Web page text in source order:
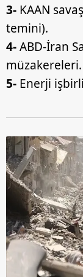
3- KAAN
temini).
4-ABD-İran
müzakereleri.
5- Enerji